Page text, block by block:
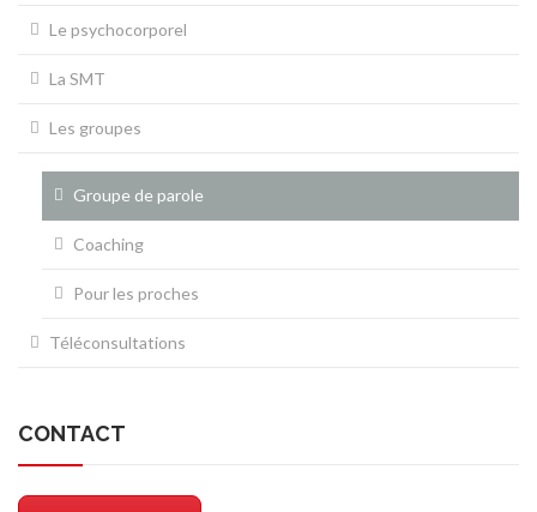
Le psychocorporel
La SMT
Les groupes
Groupe de parole
Coaching
Pour les proches
Téléconsultations
CONTACT